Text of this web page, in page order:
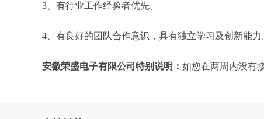
3、有行业工作经验者优先。
4、有良好的团队合作意识，具有独立学习及创新能力
安徽荣盛电子有限公司特别说明： 如您在两周内没有